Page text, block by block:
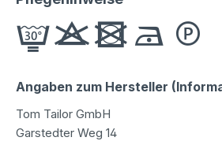
Angaben zum Hersteller
Tom Tailor GmbH
Garstedter Weg 14